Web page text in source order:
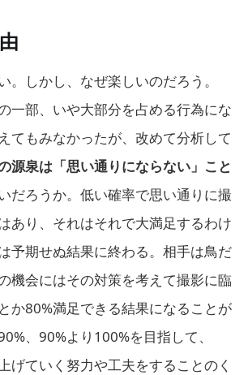
。しかし、なぜ楽しいのだろう。
一部、いや大部分を占める行為にな
てもみなかったが、改めて分析して
源泉は「思い通りにならない」こと
だろうか。低い確率で思い通りに撮
あり、それはそれで大満足するわけ
予期せぬ結果に終わる。相手は鳥だ
機会にはその対策を考えて撮影に臨
か80%満足できる結果になることが
、90%より100%を目指して、
げていく努力や工夫をすることのく